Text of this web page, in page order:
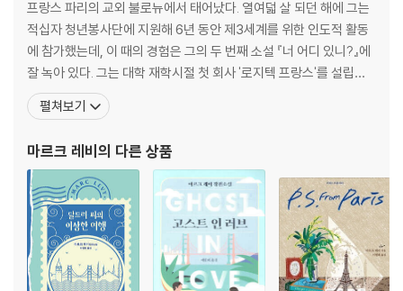
프랑스 파리의 교외 불로뉴에서 태어났다. 열여덟 살 되던 해에 그는
적십자 청년봉사단에 지원해 6년 동안 제3세계를 위한 인도적 활동
에 참가했는데, 이 때의 경험은 그의 두 번째 소설 『너 어디 있니?』에
잘 녹아 있다. 그는 대학 재학시절 첫 회사 '로지텍 프랑스'를 설립하
고, 미국으로 건너가 컴퓨터영상관련회사 CEO로 일했으며, 이후 다
시 프랑스로 돌아와 건축 설계라는 새로운 분야에 뛰어들었다. 1991
오피스 건축설계 회사로 발
펼쳐보기
마르크 레비 의 다른 상품